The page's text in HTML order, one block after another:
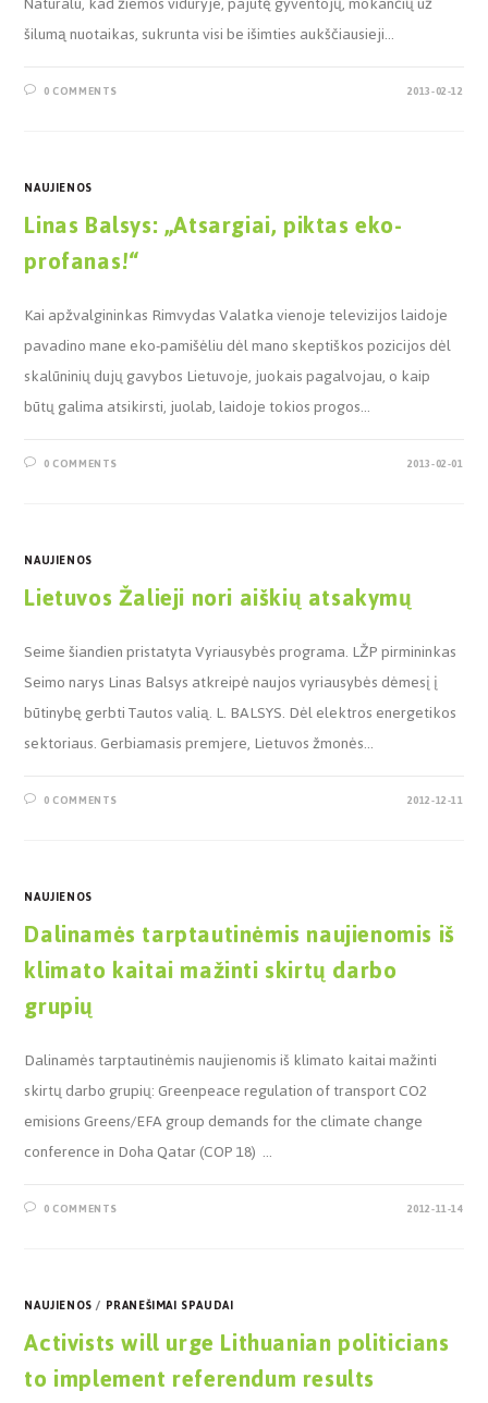
šilumą nuotaikas, sukrunta visi be išimties aukščiausieji…
0 COMMENTS 2013-02-12
NAUJIENOS
Linas Balsys: „Atsargiai, piktas eko-
profanas!“
Kai apžvalgininkas Rimvydas Valatka vienoje televizijos laidoje
pavadino mane eko-pamišėliu dėl mano skeptiškos pozicijos dėl
skalūninių dujų gavybos Lietuvoje, juokais pagalvojau, o kaip
būtų galima atsikirsti, juolab, laidoje tokios progos…
0 COMMENTS 2013-02-01
NAUJIENOS
Lietuvos Žalieji nori aiškių atsakymų
Seime šiandien pristatyta Vyriausybės programa. LŽP pirmininkas
Seimo narys Linas Balsys atkreipė naujos vyriausybės dėmesį į
būtinybę gerbti Tautos valią. L. BALSYS. Dėl elektros energetikos
sektoriaus. Gerbiamasis premjere, Lietuvos žmonės…
0 COMMENTS 2012-12-11
NAUJIENOS
Dalinamės tarptautinėmis naujienomis iš
klimato kaitai mažinti skirtų darbo
grupių
Dalinamės tarptautinėmis naujienomis iš klimato kaitai mažinti
skirtų darbo grupių: Greenpeace regulation of transport CO2
emisions Greens/EFA group demands for the climate change
conference in Doha Qatar (COP 18) …
0 COMMENTS 2012-11-14
NAUJIENOS/ PRANEŠIMAI SPAUDAI
Activists will urge Lithuanian politicians
to implement referendum results